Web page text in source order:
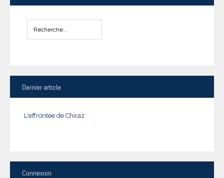
Dernier article
L'effrontée de Chiraz
Connexion